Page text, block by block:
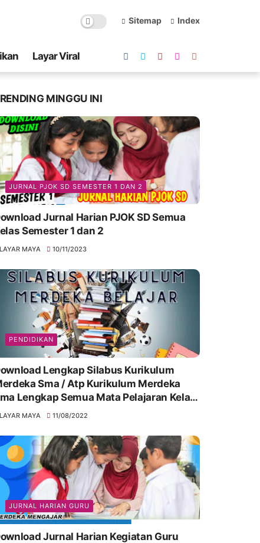
Sitemap Index
Layar Viral
MINGGU INI
JURNAL PJOK SD SEMESTER 1 DAN 2
Jurnal Harian PJOK SD Semua
Semester 1 dan 2
LAYAR MAYA 10/11/2023
PENDIDIKAN
Lengkap Silabus Kurikulum
Sma / Atp Kurikulum Merdeka
Lengkap Semua Mata Pelajaran Kelas
11 & 12
LAYAR MAYA 11/08/2022
JURNAL HARIAN GURU
Jurnal Harian Kegiatan Guru